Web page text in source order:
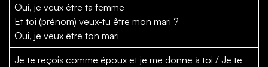
Oui, je veux être ta femme
Et toi (prénom) veux-tu être mon mari ?
Oui, je veux être ton mari
Je te reçois comme époux et je me donne à toi / Je te